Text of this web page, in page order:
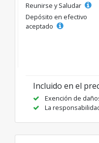
Reunirse y Saludar
Depósito en efectivo
aceptado
Incluido en el
Exención de
La